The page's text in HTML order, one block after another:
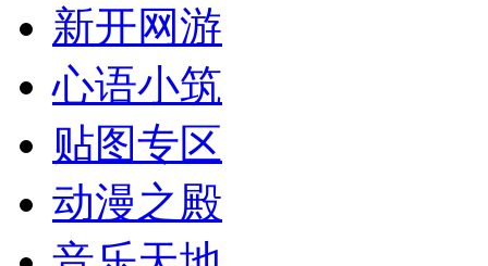
新开网游
心语小筑
贴图专区
动漫之殿